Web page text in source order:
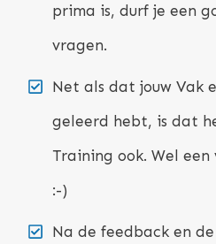
prima is, durf je een
vragen.
Net als dat jouw Vak
geleerd hebt, is dat
Training ook. Wel
:-)
Na de feedback en